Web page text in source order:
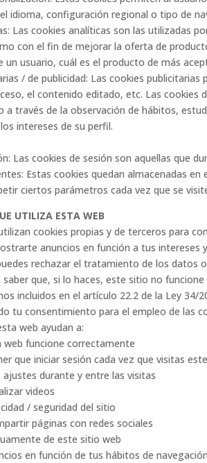
idioma, configuración regional o tipo de
Las cookies analíticas son las utilizadas
con el fin de mejorar la oferta de
un usuario, cuál es el producto de más
/ de publicidad: Las cookies
el contenido editado, etc. Las cookies
través de la observación de hábitos,
intereses de su perfil.
Las cookies de sesión son aquellas que
Estas cookies quedan almacenadas
ciertos parámetros cada vez que se
UTILIZA ESTA WEB
cookies propias y de terceros para
anuncios en función a tus intereses
rechazar el tratamiento de los datos
que, si lo haces, este sitio no
incluidos en el artículo 22.2 de la Ley 34/
tu consentimiento para el empleo de las
web ayudan a:
web funcione correctamente
que iniciar sesión cada vez que visitas
ajustes durante y entre las visitas
videos
/ seguridad del sitio
páginas con redes sociales
de este sitio web
en función de tus hábitos de navegación